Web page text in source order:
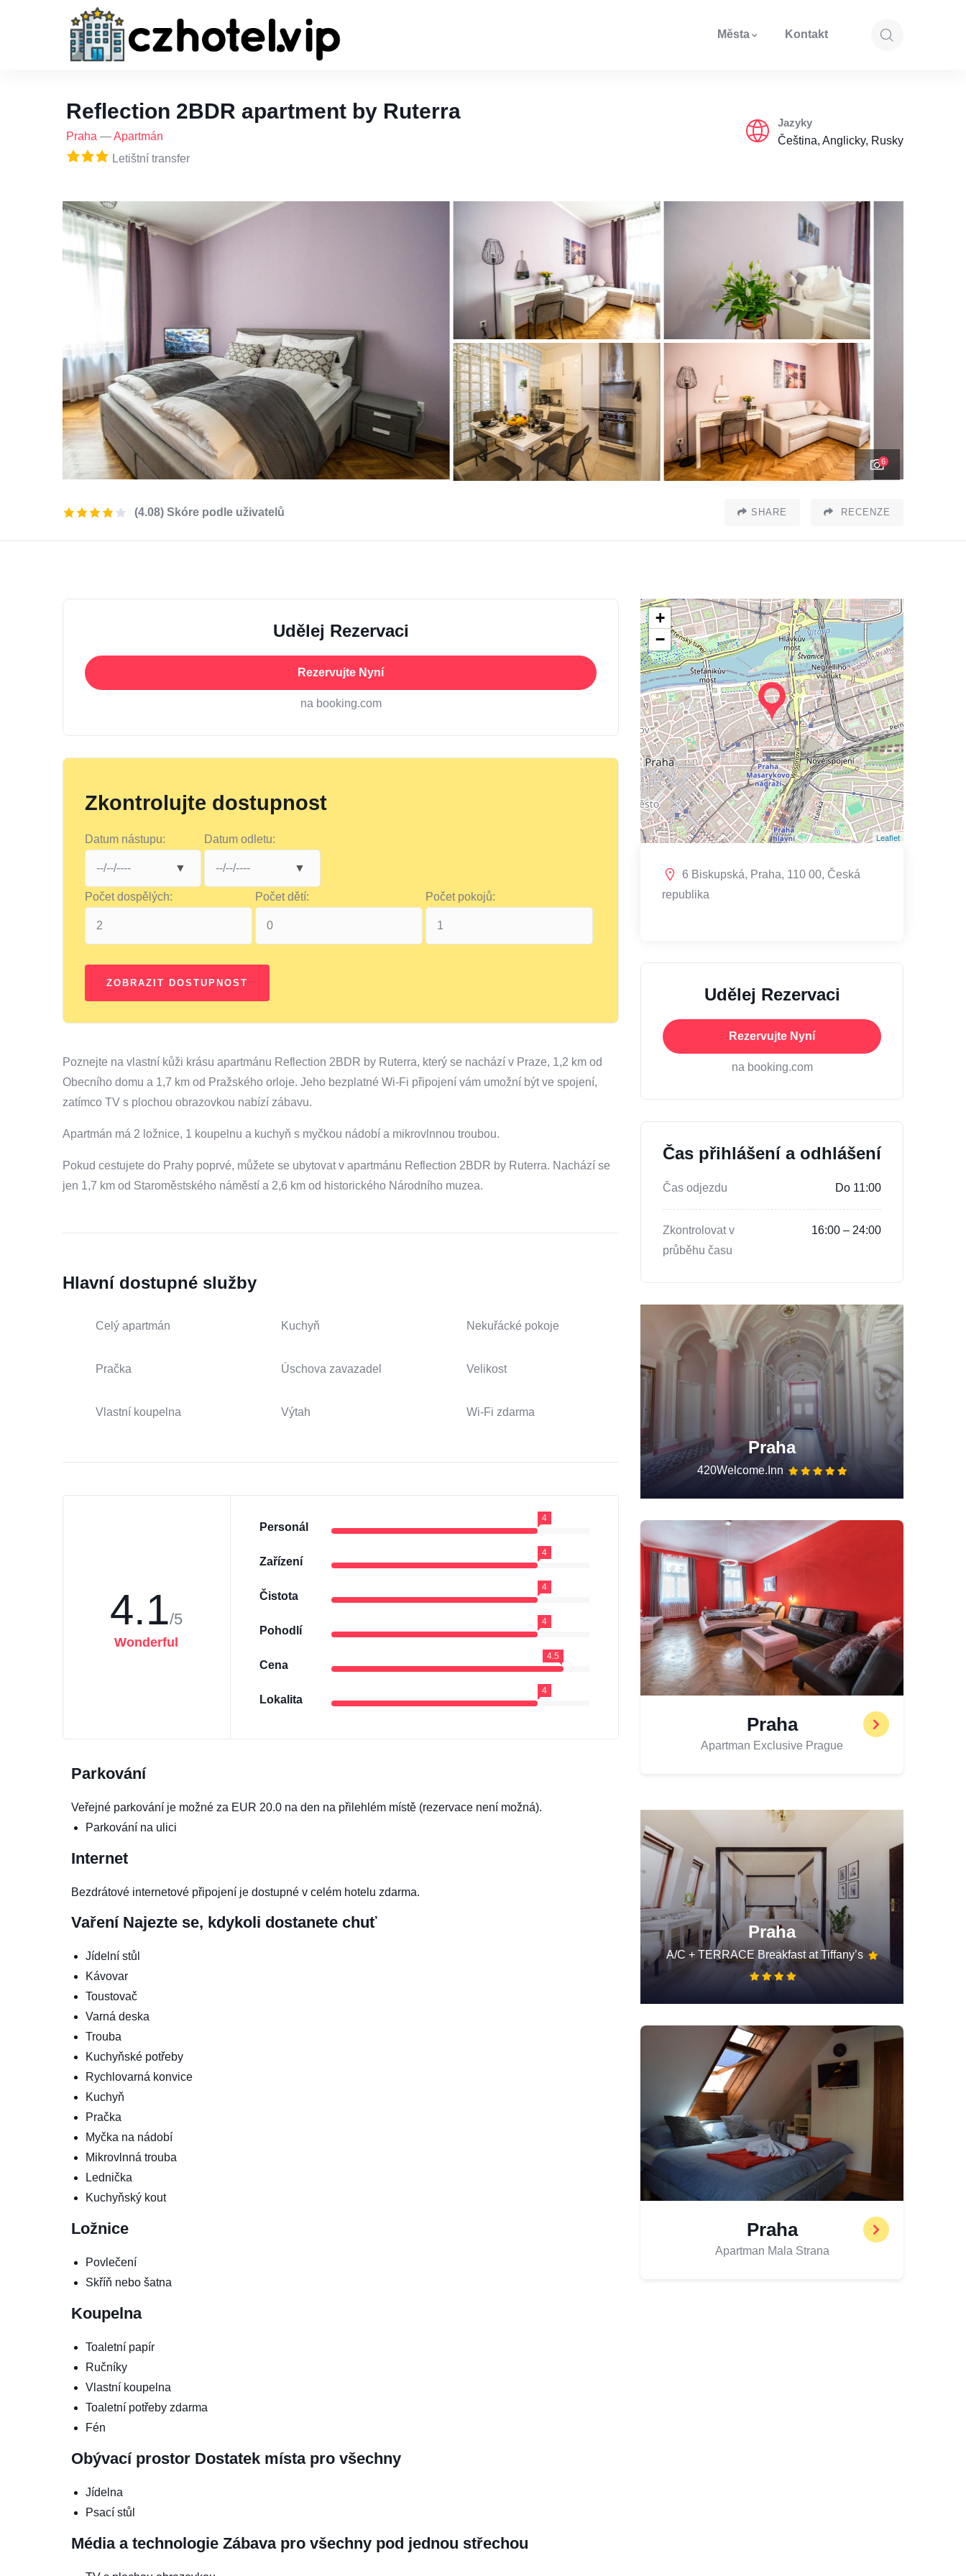
Města Kontakt
Reflection 2BDR apartment by Ruterra
Praha —Apartmán
Letištní transfer
Jazyky
Čeština, Anglicky, Rusky
6
(4.08) Skóre podle uživatelů SHARE RECENZE
Udělej Rezervaci
Rezervujte Nyní
na booking.com
Zkontrolujte dostupnost
Datum nástupu: Datum odletu:
Počet dospělých: Počet dětí: Počet pokojů:
Poznejte na vlastní kůži krásu apartmánu Reflection 2BDR by Ruterra, který se nachází v Praze, 1,2 km od
Obecního domu a 1,7 km od Pražského orloje. Jeho bezplatné Wi-Fi připojení vám umožní být ve spojení,
zatímco TV s plochou obrazovkou nabízí zábavu.
Apartmán má 2 ložnice, 1 koupelnu a kuchyň s myčkou nádobí a mikrovlnnou troubou.
Pokud cestujete do Prahy poprvé, můžete se ubytovat v apartmánu Reflection 2BDR by Ruterra. Nachází se
jen 1,7 km od Staroměstského náměstí a 2,6 km od historického Národního muzea.
Hlavní dostupné služby
Celý apartmán Kuchyň Nekuřácké pokoje
Pračka Úschova zavazadel Velikost
Vlastní koupelna Výtah Wi-Fi zdarma
4.1/5
Wonderful
Personál
4
Zařízení
4
Čistota
4
Pohodlí
4
Cena
4.5
Lokalita
4
Parkování
Veřejné parkování je možné za EUR 20.0 na den na přilehlém místě (rezervace není možná).
Parkování na ulici
Internet
Bezdrátové internetové připojení je dostupné v celém hotelu zdarma.
Vaření Najezte se, kdykoli dostanete chuť
Jídelní stůl
Kávovar
Toustovač
Varná deska
Trouba
Kuchyňské potřeby
Rychlovarná konvice
Kuchyň
Pračka
Myčka na nádobí
Mikrovlnná trouba
Lednička
Kuchyňský kout
Ložnice
Povlečení
Skříň nebo šatna
Koupelna
Toaletní papír
Ručníky
Vlastní koupelna
Toaletní potřeby zdarma
Fén
Obývací prostor Dostatek místa pro všechny
Jídelna
Psací stůl
Média a technologie Zábava pro všechny pod jednou střechou
+
−
Leaflet
6 Biskupská, Praha, 110 00, Česká
republika
Udělej Rezervaci
Rezervujte Nyní
na booking.com
Čas přihlášení a odhlášení
Čas odjezdu Do 11:00
Zkontrolovat v
průběhu času
16:00 – 24:00
Praha
420Welcome.Inn
Praha
Apartman Exclusive Prague
Praha
A/C + TERRACE Breakfast at Tiffany’s
Praha
Apartman Mala Strana